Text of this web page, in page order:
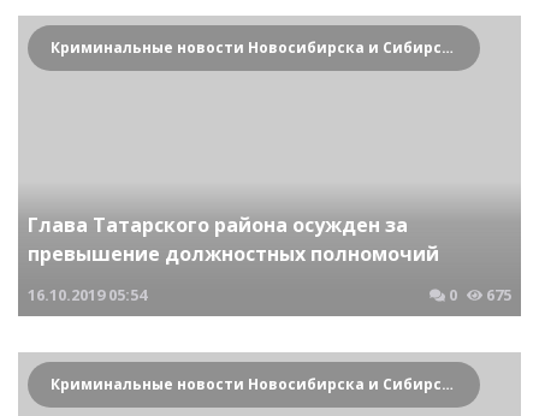
Криминальные новости Новосибирска и Сибирского региона
Глава Татарского района осужден за
превышение должностных полномочий
16.10.2019 05:54 0 675
Криминальные новости Новосибирска и Сибирского региона